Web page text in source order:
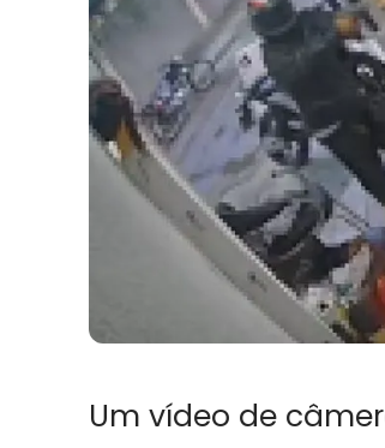
Um vídeo de